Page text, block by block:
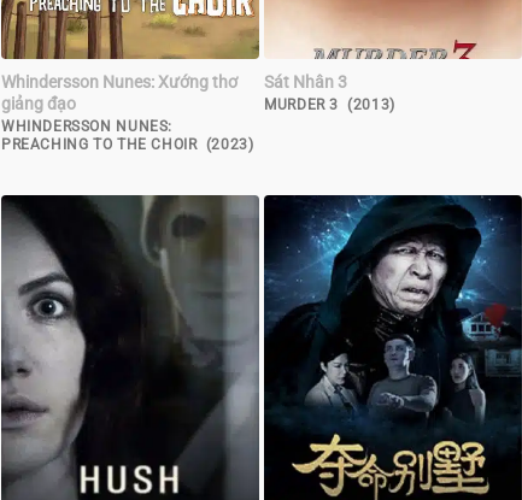
Whindersson Nunes: Xướng thơ
giảng đạo
WHINDERSSON NUNES:
PREACHING TO THE CHOIR (2023)
Sát Nhân 3
MURDER 3 (2013)